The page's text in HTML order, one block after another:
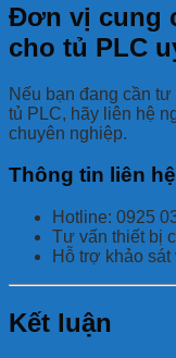
Đơn vị cung
cho tủ PLC
Nếu bạn đang cần
tủ PLC, hãy liên hệ
chuyên nghiệp.
Thông tin liên hệ
Hotline: 0925
Tư vấn thiết bị
Hỗ trợ khảo
Kết luận